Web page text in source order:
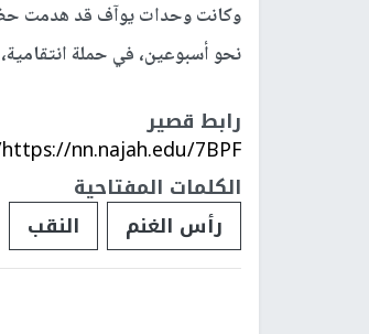
نحو أسبوعين، في حملة
رابط قصير
https://nn.najah.edu/7BPF/
الكلمات المفتاحية
رأس الغنم
النقب